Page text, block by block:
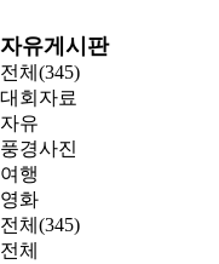
자유게시판
전체(345)
대회자료
자유
풍경사진
여행
영화
전체(345)
전체